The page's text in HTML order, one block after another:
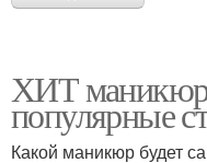
ХИТ маникюр
популярные
Какой маникюр будет